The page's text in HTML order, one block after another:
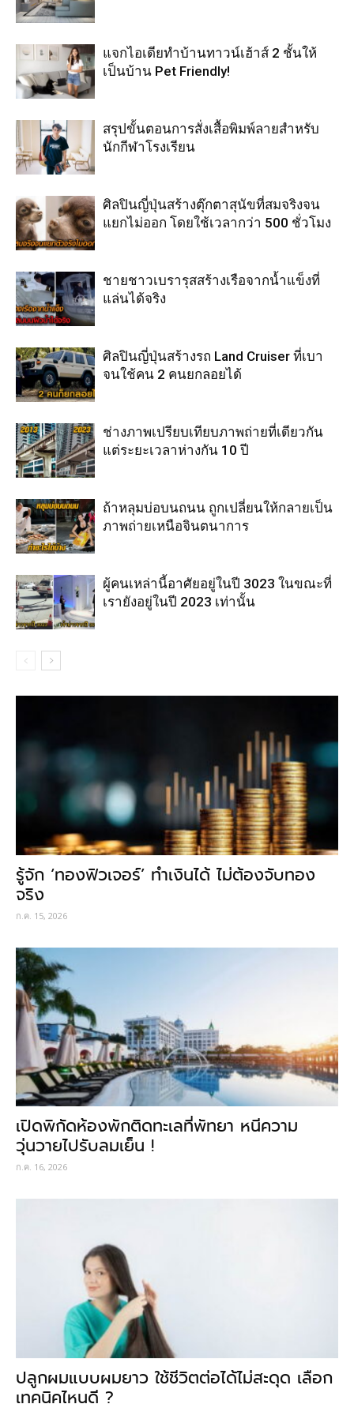
แจกไอเดียทำบ้านทาวน์เฮ้าส์ 2 ชั้นให้
เป็นบ้าน Pet Friendly!
สรุปขั้นตอนการสั่งเสื้อพิมพ์ลายสำหรับ
นักกีฬาโรงเรียน
ศิลปินญี่ปุ่นสร้างตุ๊กตาสุนัขที่สมจริงจน
แยกไม่ออก โดยใช้เวลากว่า 500 ชั่วโมง
ชายชาวเบรารุสสร้างเรือจากน้ำแข็งที่
แล่นได้จริง
ศิลปินญี่ปุ่นสร้างรถ Land Cruiser ที่เบา
จนใช้คน 2 คนยกลอยได้
ช่างภาพเปรียบเทียบภาพถ่ายที่เดียวกัน
แต่ระยะเวลาห่างกัน 10 ปี
ถ้าหลุมบ่อบนถนน ถูกเปลี่ยนให้กลายเป็น
ภาพถ่ายเหนือจินตนาการ
ผู้คนเหล่านี้อาศัยอยู่ในปี 3023 ในขณะที่
เรายังอยู่ในปี 2023 เท่านั้น
รู้จัก ‘ทองฟิวเจอร์’ ทำเงินได้ ไม่ต้องจับทอง
จริง
ก.ค. 15, 2026
เปิดพิกัดห้องพักติดทะเลที่พัทยา หนีความ
วุ่นวายไปรับลมเย็น !
ก.ค. 16, 2026
ปลูกผมแบบผมยาว ใช้ชีวิตต่อได้ไม่สะดุด เลือก
เทคนิคไหนดี ?